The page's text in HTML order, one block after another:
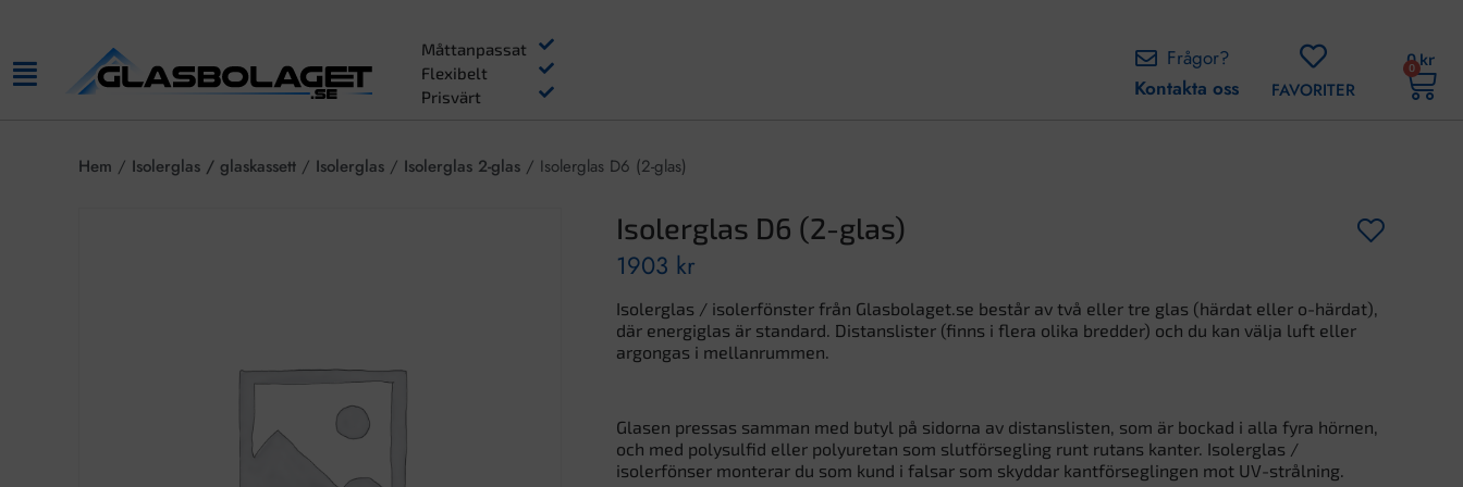
Måttanpassat
Flexibelt
Prisvärt
Frågor?
Kontakta oss
FAVORITER
0kr
0
Hem / Isolerglas / glaskassett / Isolerglas / Isolerglas 2-glas / Isolerglas D6 (2-glas)
Isolerglas D6 (2-glas)
1903 kr
Isolerglas / isolerfönster från Glasbolaget.se består av två eller tre glas (härdat eller o-härdat),
där energiglas är standard. Distanslister (finns i flera olika bredder) och du kan välja luft eller
argongas i mellanrummen.
Glasen pressas samman med butyl på sidorna av distanslisten, som är bockad i alla fyra hörnen,
och med polysulfid eller polyuretan som slutförsegling runt rutans kanter. Isolerglas /
isolerfönser monterar du som kund i falsar som skyddar kantförseglingen mot UV-strålning.